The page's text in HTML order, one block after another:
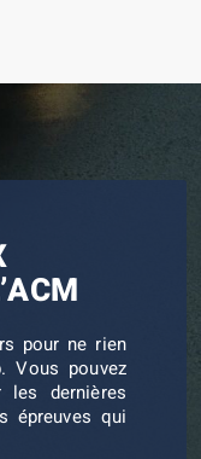
pour ne rien
Vous pouvez
les dernières
épreuves qui